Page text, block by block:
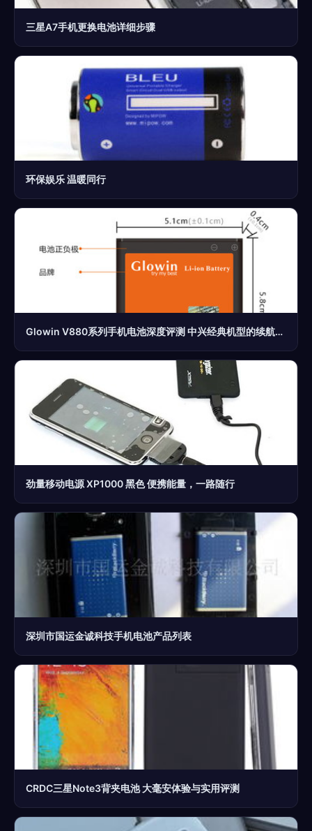
三星A7手机更换电池详细步骤
环保娱乐 温暖同行
Glowin V880系列手机电池深度评测 中兴经典机型的续航救星
劲量移动电源 XP1000 黑色 便携能量，一路随行
深圳市国运金诚科技手机电池产品列表
CRDC三星Note3背夹电池 大毫安体验与实用评测